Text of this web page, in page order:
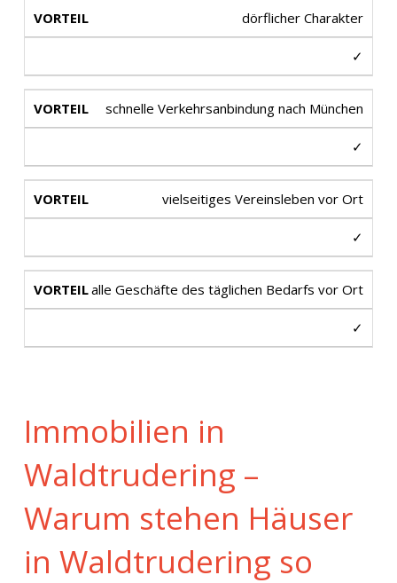
dörflicher Charakter
✓
schnelle Verkehrsanbindung nach München
✓
vielseitiges Vereinsleben vor Ort
✓
alle Geschäfte des täglichen Bedarfs vor Ort
✓
Immobilien in
Waldtrudering –
Warum stehen Häuser
in Waldtrudering so